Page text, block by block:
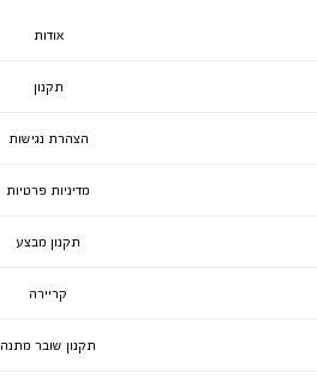
אודות
תקנון
הצהרת נגישות
מדיניות פרטיות
תקנון מבצע
קריירה
תקנון שובר מתנה